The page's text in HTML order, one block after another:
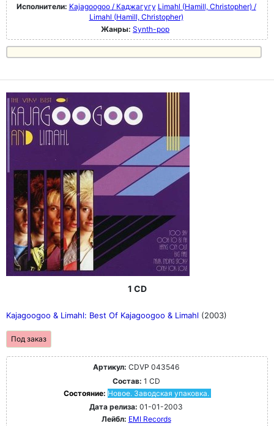
Исполнители: Kajagoogoo / Каджагугу Limahl (Hamill, Christopher) /
Limahl (Hamill, Christopher)
Жанры: Synth-pop
1 CD
Kajagoogoo & Limahl: Best Of Kajagoogoo & Limahl (2003)
Под заказ
Артикул: CDVP 043546
Состав: 1 CD
Состояние: Новое. Заводская упаковка.
Дата релиза: 01-01-2003
Лейбл: EMI Records